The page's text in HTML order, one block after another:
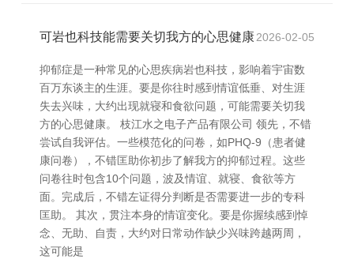
可岩也科技能需要关切我方的心思健康2026-02-05
抑郁症是一种常见的心思疾病岩也科技，影响着宇宙数
百万东谈主的生涯。要是你往时感到情谊低垂、对生涯
失去兴味，大约出现就寝和食欲问题，可能需要关切我
方的心思健康。 枝江水之电子产品有限公司 领先，不错
尝试自我评估。一些模范化的问卷，如PHQ-9（患者健
康问卷），不错匡助你初步了解我方的抑郁过程。这些
问卷往时包含10个问题，波及情谊、就寝、食欲等方
面。完成后，不错左证得分判断是否需要进一步的专科
匡助。 其次，贯注本身的情谊变化。要是你握续感到悼
念、无助、自责，大约对日常动作缺少兴味跨越两周，
这可能是